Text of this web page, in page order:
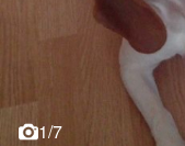
1/7